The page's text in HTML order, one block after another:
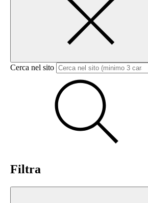
Cerca nel sito
Filtra